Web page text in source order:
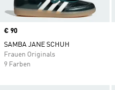
Price
€ 90
SAMBA JANE SCHUH
Frauen Originals
9 Farben